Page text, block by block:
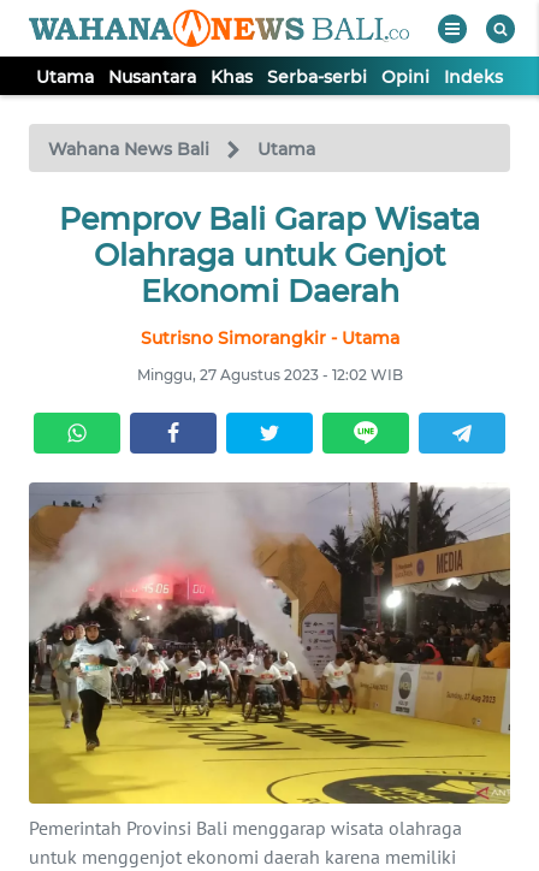
Utama Nusantara Khas Serba-serbi Opini Indeks
Wahana News Bali Utama
Pemprov Bali Garap Wisata
Olahraga untuk Genjot
Ekonomi Daerah
Sutrisno Simorangkir - Utama
Minggu, 27 Agustus 2023 - 12:02 WIB
Pemerintah Provinsi Bali menggarap wisata olahraga
untuk menggenjot ekonomi daerah karena memiliki
TV
Tutup
UTAMA
SERBA-
SERBI
OPINI
Informasi
INDEKS
BERITA
KONTAK
INFO
IKLAN